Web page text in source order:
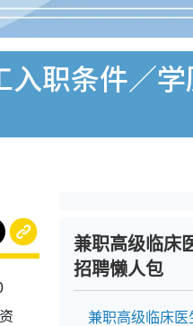
职条件／
兼职高级临床
招聘懒人包
兼职高级临床医